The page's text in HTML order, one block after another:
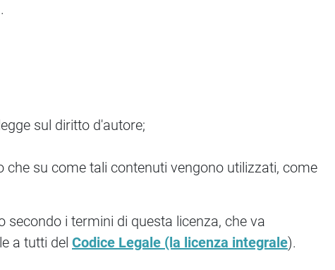
sul diritto d'autore;
su come tali contenuti vengono utilizzati, come
i termini di questa licenza, che va
a tutti del Codice Legale (la licenza integrale).